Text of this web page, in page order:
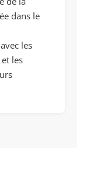
dans le
les
les